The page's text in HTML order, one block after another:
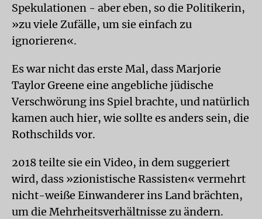
Spekulationen - aber eben, so die Politikerin,
»zu viele Zufälle, um sie einfach zu
ignorieren«.
Es war nicht das erste Mal, dass Marjorie
Taylor Greene eine angebliche jüdische
Verschwörung ins Spiel brachte, und natürlich
kamen auch hier, wie sollte es anders sein, die
Rothschilds vor.
2018 teilte sie ein Video, in dem suggeriert
wird, dass »zionistische Rassisten« vermehrt
nicht-weiße Einwanderer ins Land brächten,
um die Mehrheitsverhältnisse zu ändern.